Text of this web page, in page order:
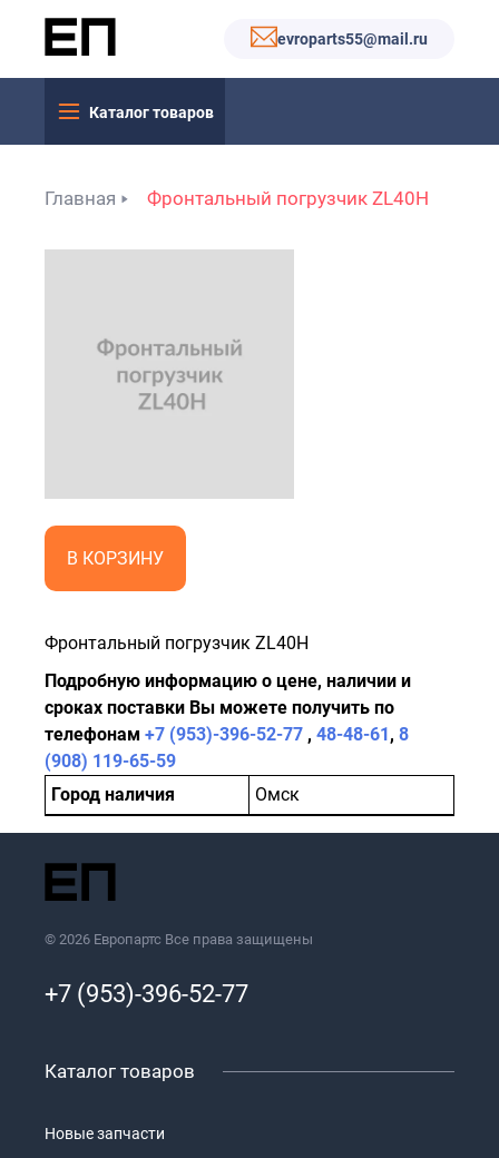
evroparts55@mail.ru
Каталог товаров
Главная Фронтальный погрузчик ZL40H
В КОРЗИНУ
Фронтальный погрузчик ZL40H
Подробную информацию о цене, наличии и
сроках поставки Вы можете получить по
телефонам +7 (953)-396-52-77 , 48-48-61, 8
(908) 119-65-59
Город наличия
Омск
© 2026 Европартс Все права защищены
+7 (953)-396-52-77
Каталог товаров
Новые запчасти